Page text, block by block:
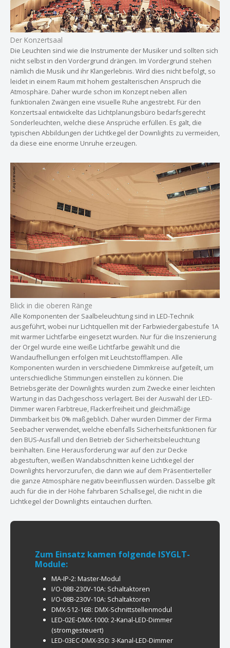
Der Konzertsaal
Die Leuchten sind wie die Instrumente der Musiker und sollten sich
nicht selbst in den Vordergrund drängen. Im Vordergrund stehen
nämlich die Musik und ihr Klangerlebnis. Wird dies nicht befolgt, so
leidet in einem Raum mit hohem gestalterischen Anspruch die
Atmosphäre. Daher wurde schon im Konzept neben allen
funktionalen Zwängen eine visuelle Ruhe angestrebt. Für den
Konzertsaal entwickelte das Lichtplanungsbüro bedarfsgerecht
Sonderleuchten, welche diese Ansprüche erfüllen. Es galt, die
typischen Abbildungen der Lichtkegel der Downlights zu vermeiden,
da diese eine enorme Unruhe erzeugen.
Blick in die oberen Ränge
Alle Komponenten der Saalbeleuchtung sind in LED-Technik
ausgeführt, wobei nur Lichtquellen mit der Farbwiedergabestufe 1A
mit warmer Lichtfarbe eingesetzt wurden. Nur für die Inszenierung
der Orgel wurde eine weiße Lichtfarbe gewählt und die
Wandaufhellungen erfolgen mit Leuchtstofflampen. Alle
Komponenten wurden in verschiedene Dimmkreise aufgeteilt, um
unterschiedliche Stimmungen einstellen zu können. Die
Betriebsgeräte der Downlights wurden zum Zwecke einer leichten
Wartung in das Dachgeschoss verlagert. Bei der Auswahl der LED-
Dimmer waren Farbtreue, Flackerfreiheit und gleichmäßige
Dimmbarkeit bis 0% maßgeblich. Daher wurden Dimmer der Firma
Seebacher verwendet, welche ebenfalls Sicherheitsfunktionen für
den BUS-Ausfall und den Betrieb der Sicherheitsbeleuchtung
beinhalten. Eine Herausforderung war auf den zur Decke
abgestuften, weißen Wandabschnitten keine Lichtkegel der
Downlights hervorzurufen, die dann wie auf dem Präsentierteller
die ganze Atmosphäre negativ beeinflussen würden. Dasselbe gilt
auch für die in der Höhe fahrbaren Schallsegel, die nicht in die
Lichtkegel der Downlights eintauchen durften.
Zum Einsatz kamen folgende ISYGLT-
Module:
MA-IP-2: Master-Modul
I/O-08B-230V-10A: Schaltaktoren
I/O-08B-230V-10A: Schaltaktoren
DMX-512-16B: DMX-Schnittstellenmodul
LED-02E-DMX-1000: 2-Kanal-LED-Dimmer
(stromgesteuert)
LED-03EC-DMX-350: 3-Kanal-LED-Dimmer